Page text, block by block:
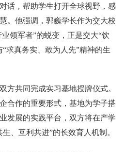
话，帮助学生打开全球视野，感
。他强调，郭巍学长作为交大校
领军者”的蜕变，正是交大“饮
求真务实、敢为人先”精神的生
方共同完成实习基地授牌仪式。
合作的重要形式，基地为学子搭
发展的实践平台，双方将在产学
生、互利共进”的长效育人机制。